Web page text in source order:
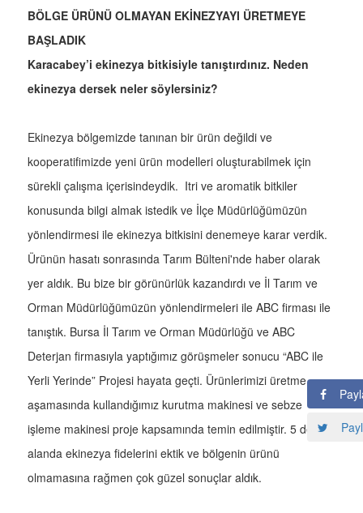
BÖLGE ÜRÜNÜ OLMAYAN EKİNEZYAYI ÜRETMEYE
BAŞLADIK
Karacabey’i ekinezya bitkisiyle tanıştırdınız. Neden
ekinezya dersek neler söylersiniz?
Ekinezya bölgemizde tanınan bir ürün değildi ve
kooperatifimizde yeni ürün modelleri oluşturabilmek için
sürekli çalışma içerisindeydik. Itri ve aromatik bitkiler
konusunda bilgi almak istedik ve İlçe Müdürlüğümüzün
yönlendirmesi ile ekinezya bitkisini denemeye karar verdik.
Ürünün hasatı sonrasında Tarım Bülteni'nde haber olarak
yer aldık. Bu bize bir görünürlük kazandırdı ve İl Tarım ve
Orman Müdürlüğümüzün yönlendirmeleri ile ABC firması ile
tanıştık. Bursa İl Tarım ve Orman Müdürlüğü ve ABC
Deterjan firmasıyla yaptığımız görüşmeler sonucu “ABC ile
Yerli Yerinde” Projesi hayata geçti. Ürünlerimizi üretme
aşamasında kullandığımız kurutma makinesi ve sebze
işleme makinesi proje kapsamında temin edilmiştir. 5 dekar
alanda ekinezya fidelerini ektik ve bölgenin ürünü
olmamasına rağmen çok güzel sonuçlar aldık.